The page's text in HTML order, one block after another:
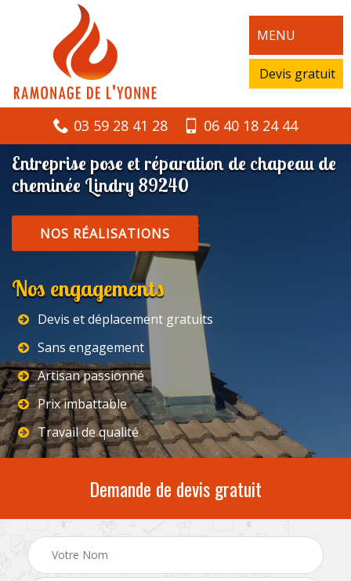
MENU
Devis gratuit
03 59 28 41 28 06 40 18 24 44
Entreprise pose et réparation de chapeau de
cheminée Lindry 89240
NOS RÉALISATIONS
Nos engagements
Devis et déplacement gratuits
Sans engagement
Artisan passionné
Prix imbattable
Travail de qualité
Demande de devis gratuit